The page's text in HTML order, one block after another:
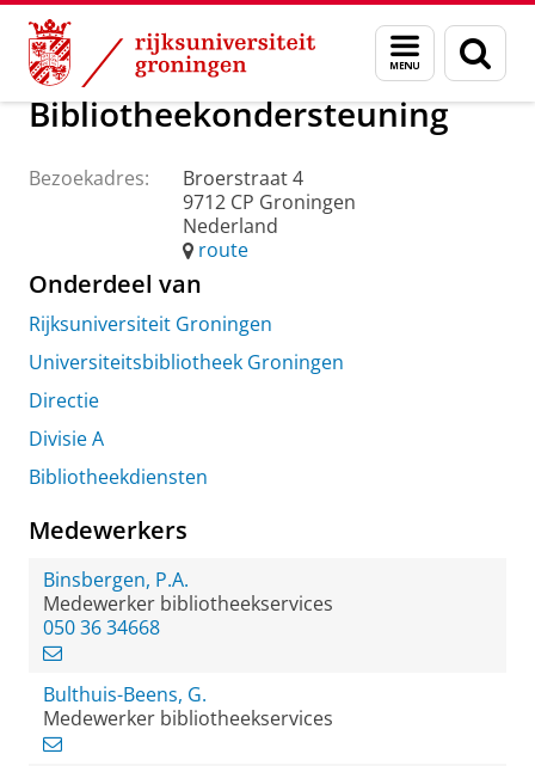
Skip
Content
Skip
Navigation
Menu
en
zoeken
Over ons Praktische zaken Waar vindt u ons
Bibliotheekondersteuning
Bezoekadres:
Broerstraat 4
9712 CP Groningen
Nederland
route
Onderdeel van
Rijksuniversiteit Groningen
Universiteitsbibliotheek Groningen
Directie
Divisie A
Bibliotheekdiensten
Medewerkers
Binsbergen, P.A.
Medewerker bibliotheekservices
050 36 34668
Bulthuis-Beens, G.
Medewerker bibliotheekservices